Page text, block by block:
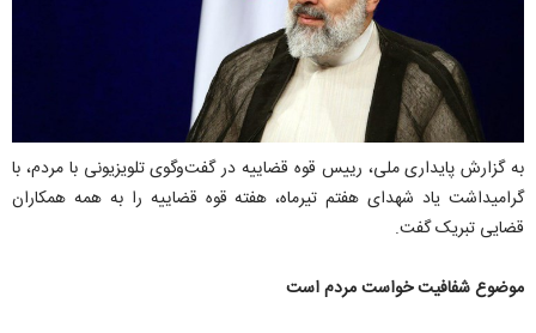
به گزارش پایداری ملی، رییس قوه قضاییه در گفت‌وگوی تلویزیونی با مردم، با
گرامیداشت یاد شهدای هفتم تیرماه، هفته قوه قضاییه را به همه همکاران
قضایی تبریک گفت.
موضوع شفافیت خواست مردم است